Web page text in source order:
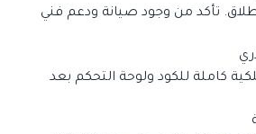
تأكد من وجود صيانة ودعم فني
كاملة للكود ولوحة التحكم بعد